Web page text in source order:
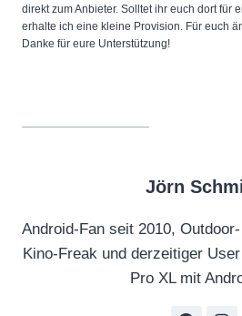
direkt zum Anbieter. Solltet ihr euch dort für
erhalte ich eine kleine Provision. Für euch
Danke für eure Unterstützung!
Jörn
Android-Fan seit 2010,
Kino-Freak und derzeitiger
Pro XL mit